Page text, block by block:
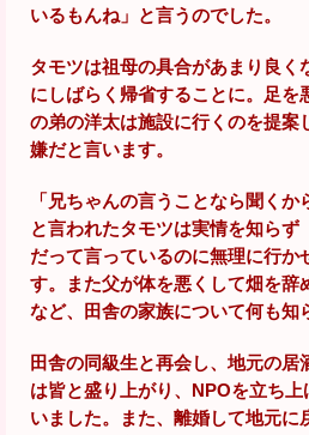
いるもんね」と言うのでした。
タモツは祖母の具合があまり良く
にしばらく帰省することに。足を
の弟の洋太は施設に行くのを提案
嫌だと言います。
「兄ちゃんの言うことなら聞くか
と言われたタモツは実情を知らず
だって言っているのに無理に行
す。また父が体を悪くして畑を辞
など、田舎の家族について何も知
田舎の同級生と再会し、地元の居
は皆と盛り上がり、NPOを立ち
いました。また、離婚して地元に